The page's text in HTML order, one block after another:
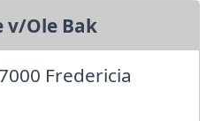
v/Ole Bak
Fredericia